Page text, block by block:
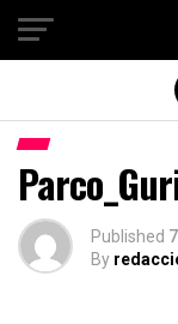
Published
By